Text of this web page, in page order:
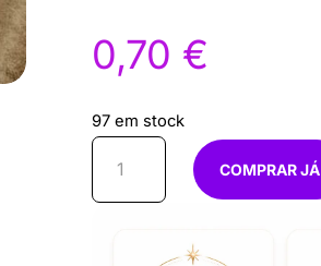
0,70 €
97 em stock
Quantidade
COMPRAR JÁ